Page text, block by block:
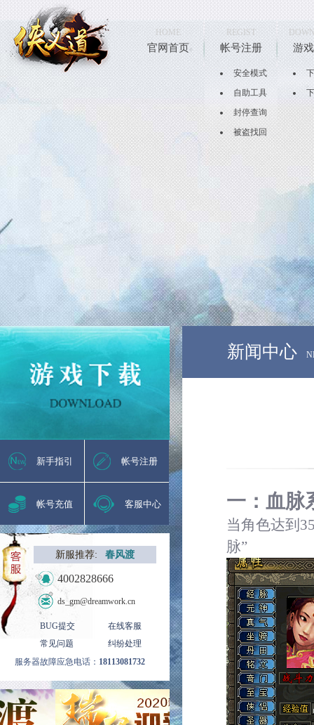
HOME
官网首页
REGIST
帐号注册
安全模式
自助工具
封停查询
被盗找回
游
新手指引 帐号注册
帐号充值 客服中心
新服推荐: 春风渡
4002828666
ds_gm@dreamwork.cn
BUG提交
在线客服
常见问题
纠纷处理
服务器故障应急电话： 18113081732
新闻中心
一 ： 血脉
当角色达到
脉”